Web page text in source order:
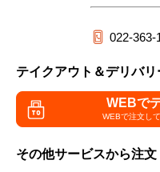
022-363-
テイクアウト＆デリバリ
WEBで
WEBで注文して
その他サービスから注文